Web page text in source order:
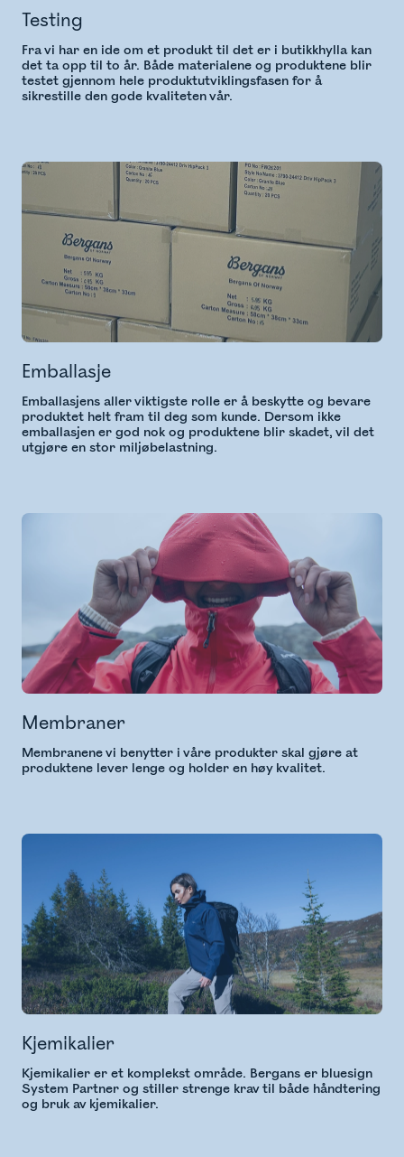
Testing
Fra vi har en ide om et produkt til det er i butikkhylla kan
det ta opp til to år. Både materialene og produktene blir
testet gjennom hele produktutviklingsfasen for å
sikrestille den gode kvaliteten vår.
Emballasje
Emballasjens aller viktigste rolle er å beskytte og bevare
produktet helt fram til deg som kunde. Dersom ikke
emballasjen er god nok og produktene blir skadet, vil det
utgjøre en stor miljøbelastning.
Membraner
Membranene vi benytter i våre produkter skal gjøre at
produktene lever lenge og holder en høy kvalitet.
Kjemikalier
Kjemikalier er et komplekst område. Bergans er bluesign
System Partner og stiller strenge krav til både håndtering
og bruk av kjemikalier.